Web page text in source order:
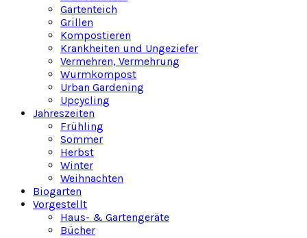
Gartenteich
Grillen
Kompostieren
Krankheiten und Ungeziefer
Vermehren, Vermehrung
Wurmkompost
Urban Gardening
Upcycling
Jahreszeiten
Frühling
Sommer
Herbst
Winter
Weihnachten
Biogarten
Vorgestellt
Haus- & Gartengeräte
Bücher